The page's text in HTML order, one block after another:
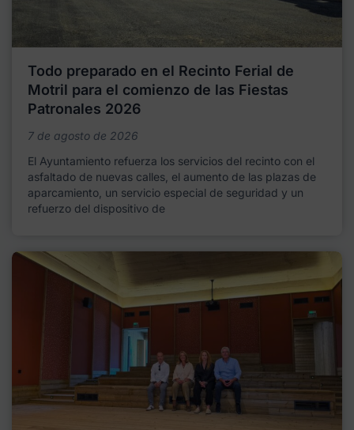
Todo preparado en el Recinto Ferial de
Motril para el comienzo de las Fiestas
Patronales 2026
7 de agosto de 2026
El Ayuntamiento refuerza los servicios del recinto con el
asfaltado de nuevas calles, el aumento de las plazas de
aparcamiento, un servicio especial de seguridad y un
refuerzo del dispositivo de